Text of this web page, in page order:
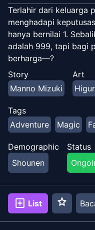
Terlahir dari keluarga
menghadapi
hanya bernilai 1.
adalah 999, tapi bagi
berharga—?
Story
Manno Mizuki
Art
Tags
Adventure
Magic
Demographic
Shounen
Status
add_box List star